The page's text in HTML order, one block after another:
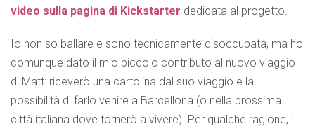
video sulla pagina di Kickstarter dedicata al progetto.
Io non so ballare e sono tecnicamente disoccupata, ma ho
comunque dato il mio piccolo contributo al nuovo viaggio
di Matt: riceverò una cartolina dal suo viaggio e la
possibilità di farlo venire a Barcellona (o nella prossima
città italiana dove tornerò a vivere). Per qualche ragione, i